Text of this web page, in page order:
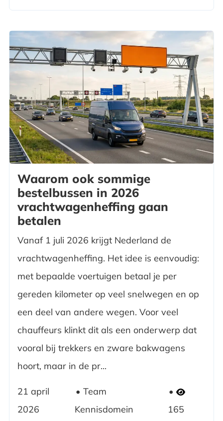
Waarom ook sommige
bestelbussen in 2026
vrachtwagenheffing gaan
betalen
Vanaf 1 juli 2026 krijgt Nederland de
vrachtwagenheffing. Het idee is eenvoudig:
met bepaalde voertuigen betaal je per
gereden kilometer op veel snelwegen en op
een deel van andere wegen. Voor veel
chauffeurs klinkt dit als een onderwerp dat
vooral bij trekkers en zware bakwagens
hoort, maar in de pr...
21 april
2026
Team
Kennisdomein
165